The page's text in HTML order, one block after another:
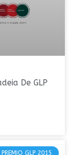
De GLP
PREMIO GLP 2015